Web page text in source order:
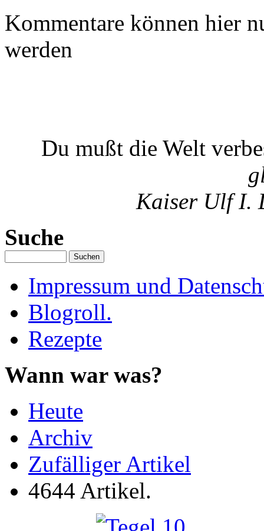
Kommentare können hier
werden
Du mußt die Welt
Kaiser Ulf I.
Suche
Impressum und
Blogroll.
Rezepte
Wann war was?
Heute
Archiv
Zufälliger Artikel
4644 Artikel.